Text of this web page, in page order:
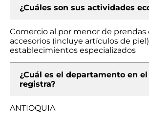
¿Cuáles son sus actividades
Comercio al por menor de prendas
accesorios (incluye artículos de
establecimientos especializados
¿Cuál es el departamento en
registra?
ANTIOQUIA